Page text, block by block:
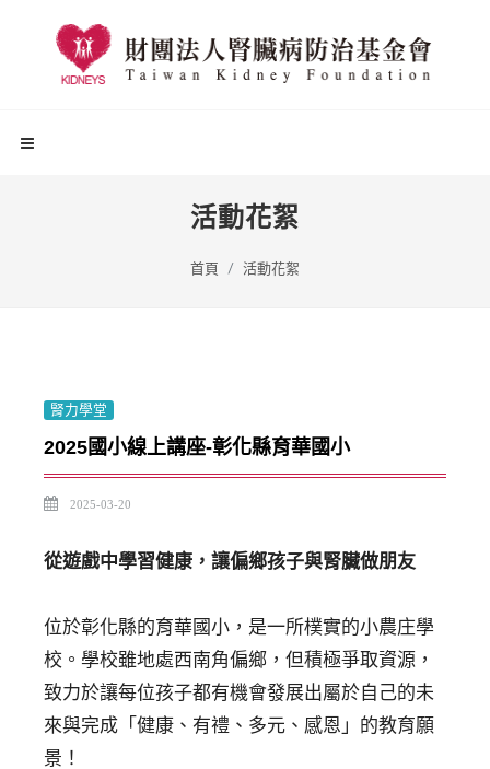
活動花絮
首頁 活動花絮
腎力學堂
2025國小線上講座-彰化縣育華國小
2025-03-20
從遊戲中學習健康，讓偏鄉孩子與腎臟做朋友
位於彰化縣的育華國小，是一所樸實的小農庄學
校。學校雖地處西南角偏鄉，但積極爭取資源，
致力於讓每位孩子都有機會發展出屬於自己的未
來與完成「健康、有禮、多元、感恩」的教育願
景！